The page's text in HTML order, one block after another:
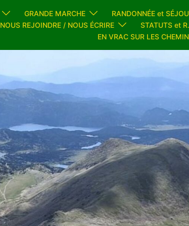
GRANDE MARCHE
RANDONNÉE et
NOUS REJOINDRE / NOUS ÉCRIRE
STATUTS et
EN VRAC SUR LES